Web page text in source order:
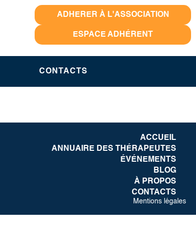
ADHERER À L'ASSOCIATION
ESPACE ADHÉRENT
CONTACTS
ACCUEIL
ANNUAIRE DES THÉRAPEUTES
ÉVÉNEMENTS
BLOG
À PROPOS
CONTACTS
Mentions légales